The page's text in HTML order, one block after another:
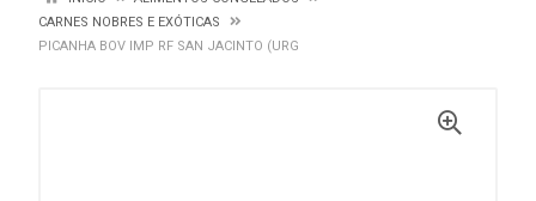
CARNES NOBRES E EXÓTICAS
PICANHA BOV IMP RF SAN JACINTO (URG